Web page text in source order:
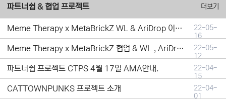
파트너쉽 & 협업 프로젝트 더보기
Meme Therapy x MetaBrickZ WL & AriDrop 이벤트 결과안내!
22-05-
16
Meme Therapy x MetaBrickZ 협업 & WL , AriDrop 이벤트 안내
22-05-
12
파트너쉽 프로젝트 CTPS 4월 17일 AMA안내.
22-04-
15
CATTOWNPUNKS 프로젝트 소개
22-04-
01